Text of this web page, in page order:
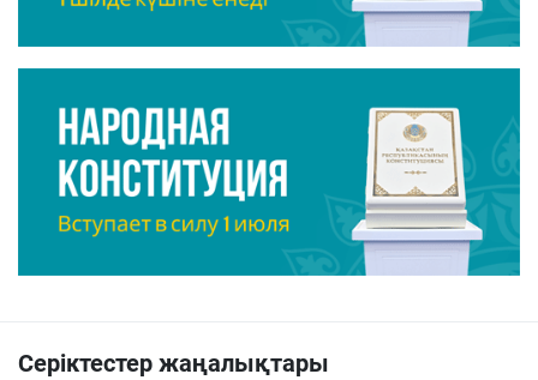
Серіктестер жаңалықтары